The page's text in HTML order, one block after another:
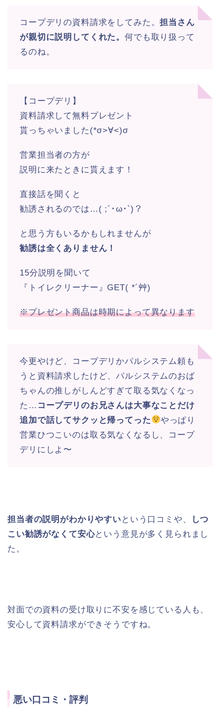
コープデリの資料請求をしてみた。担当さん
が親切に説明してくれた。何でも取り扱って
るのね。
【コープデリ】
資料請求して無料プレゼント
貰っちゃいました(*σ>∀<)σ
営業担当者の方が
説明に来たときに貰えます！
直接話を聞くと
勧誘されるのでは…( ;´･ω･`)？
と思う方もいるかもしれませんが
勧誘は全くありません！
15分説明を聞いて
『トイレクリーナー』GET( *´艸)
※プレゼント商品は時期によって異なります
今更やけど、コープデリかパルシステム頼も
うと資料請求したけど、パルシステムのおば
ちゃんの推しがしんどすぎて取る気なくなっ
た… コープデリのお兄さんは大事なことだけ
追加で話してサクッと帰ってった
やっぱり
営業ひつこいのは取る気なくなるし、コープ
デリにしよ〜
担当者の説明がわかりやすい という口コミや、
しつ
こい勧誘がなくて安心という意見が多く見られまし
た。
対面での資料の受け取りに不安を感じている人も、
安心して資料請求ができそうですね。
悪い口コミ・評判